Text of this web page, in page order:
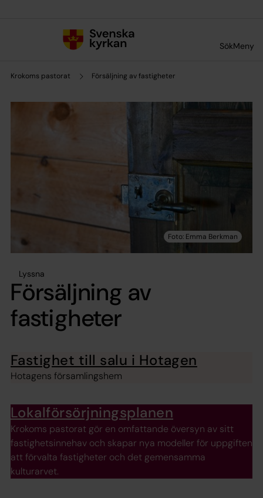
SökMeny
Krokoms pastorat Försäljning av fastigheter
Lyssna
Försäljning av
fastigheter
Fastighet till salu i Hotagen
Hotagens församlingshem
Lokalförsörjningsplanen
Krokoms pastorat gör en omfattande översyn av sitt
fastighetsinnehav och skapar nya modeller för uppgiften
att förvalta fastigheter och det gemensamma
kulturarvet.